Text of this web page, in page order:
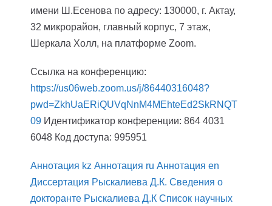
имени Ш.Есенова по адресу: 130000, г. Актау,
32 микрорайон, главный корпус, 7 этаж,
Шеркала Холл, на платформе Zoom.
Ссылка на конференцию:
https://us06web.zoom.us/j/86440316048?
pwd=ZkhUaERiQUVqNnM4MEhteEd2SkRNQT
09 Идентификатор конференции: 864 4031
6048 Код доступа: 995951
Аннотация kz Аннотация ru Аннотация en
Диссертация Рыскалиева Д.К. Сведения о
докторанте Рыскалиева Д.К Список научных